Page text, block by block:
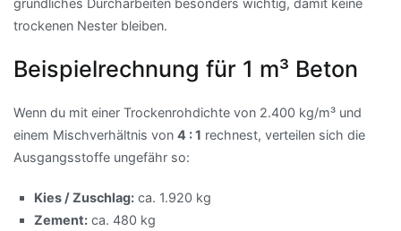
gründliches Durcharbeiten besonders wichtig, damit keine
trockenen Nester bleiben.
Beispielrechnung für 1 m³ Beton
Wenn du mit einer Trockenrohdichte von 2.400 kg/m³ und
einem Mischverhältnis von 4 : 1 rechnest, verteilen sich die
Ausgangsstoffe ungefähr so:
Kies / Zuschlag: ca. 1.920 kg
Zement: ca. 480 kg